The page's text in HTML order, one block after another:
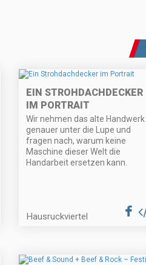
EIN STROHDACHDECKER
IM PORTRAIT
Wir nehmen das alte Handwerk
genauer unter die Lupe und
fragen nach, warum keine
Maschine dieser Welt die
Handarbeit ersetzen kann.
Hausruckviertel